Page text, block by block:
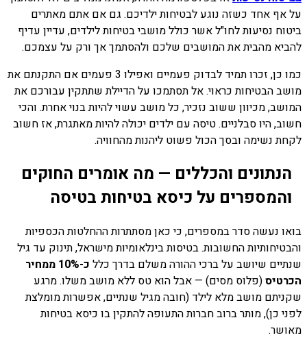
על אף אחד כשזה נוגע לבטיחות ילדיכם. גם אם אתם מאתרים
ביטוח נסיעות לחו"ל אשר כולל מושבי בטיחות לילדים, עדיין עדיף
להביא מהבית את המושבים שלכם ולהסתמך אך ורק על עצמכם.
כמו כן, זכרו תמיד לבדוק פעמיים ואפילו 3 פעמים אם התקנתם את
מושב הבטיחות כראוי. אל תסתמכו על הדיילת שתתקין עבורכם את
המושב, מכיוון ששוב נזכיר, כל מושב עשוי להיות בנוי אחרת. והכי
חשוב, היו סבלניים. טיסה עם ילדים יכולה להיות מאתגרת, אז חשוב
לקחת נשימה ובסך הכול פשוט ליהנות מהחוויה.
הנתונים והכללים — מה אומרים החוקים
והמספרים על כיסא בטיחות בטיסה
בואו נעשה סדר במספרים, כי כאן מסתתרות ההחלטות הכספיות
והבטיחותיות החשובות. בטיסות בינלאומיות מישראל, תינוק עד גיל
שנתיים שיושב על ברכי ההורה משלם בדרך כלל
כ-10% ממחיר
הכרטיס(פלוס מסים) — אבל הוא טס ללא מושב משלו. מרגע
שקניתם מושב מלא לילד (חובה מגיל שנתיים, אפשרות מומלצת
לפני כן), מותר ברוב חברות התעופה להתקין בו כיסא בטיחות
מאושר.